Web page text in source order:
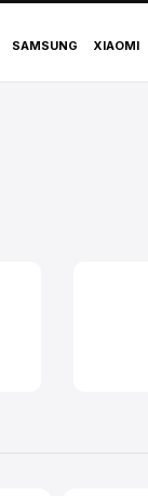
SAMSUNG XIAOMI